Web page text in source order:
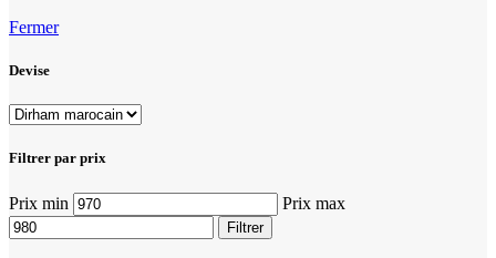
Fermer
Devise
Filtrer par prix
Prix min Prix max
Filtrer